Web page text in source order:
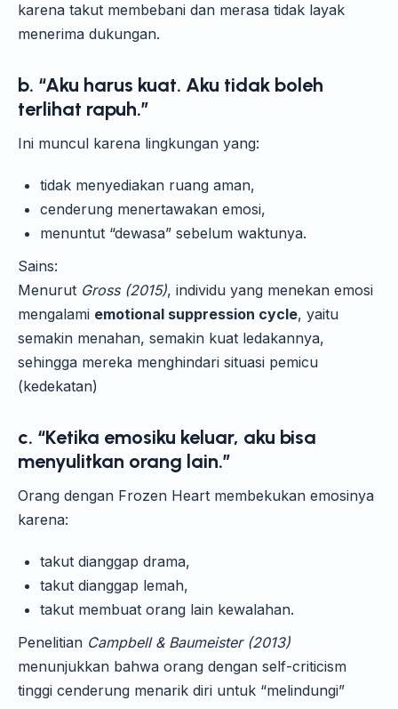
karena takut membebani dan merasa tidak layak
menerima dukungan.
b. “Aku harus kuat. Aku tidak boleh
terlihat rapuh.”
Ini muncul karena lingkungan yang:
tidak menyediakan ruang aman,
cenderung menertawakan emosi,
menuntut “dewasa” sebelum waktunya.
Sains:
Menurut Gross (2015), individu yang menekan emosi
mengalami emotional suppression cycle, yaitu
semakin menahan, semakin kuat ledakannya,
sehingga mereka menghindari situasi pemicu
(kedekatan)
c. “Ketika emosiku keluar, aku bisa
menyulitkan orang lain.”
Orang dengan Frozen Heart membekukan emosinya
karena:
takut dianggap drama,
takut dianggap lemah,
takut membuat orang lain kewalahan.
Penelitian Campbell & Baumeister (2013)
menunjukkan bahwa orang dengan self-criticism
tinggi cenderung menarik diri untuk “melindungi”